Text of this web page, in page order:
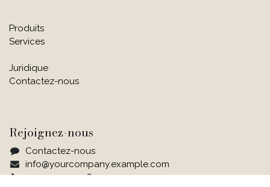
Produits
Services
Juridique
Contactez-nous
Rejoignez-nous
Contactez-nous
info@yourcompany.example.com
+1 555-555-5556